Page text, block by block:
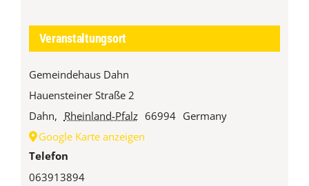
Veranstaltungsort
Gemeindehaus Dahn
Hauensteiner Straße 2
Dahn, Rheinland-Pfalz 66994 Germany
Google Karte anzeigen
Telefon
063913894